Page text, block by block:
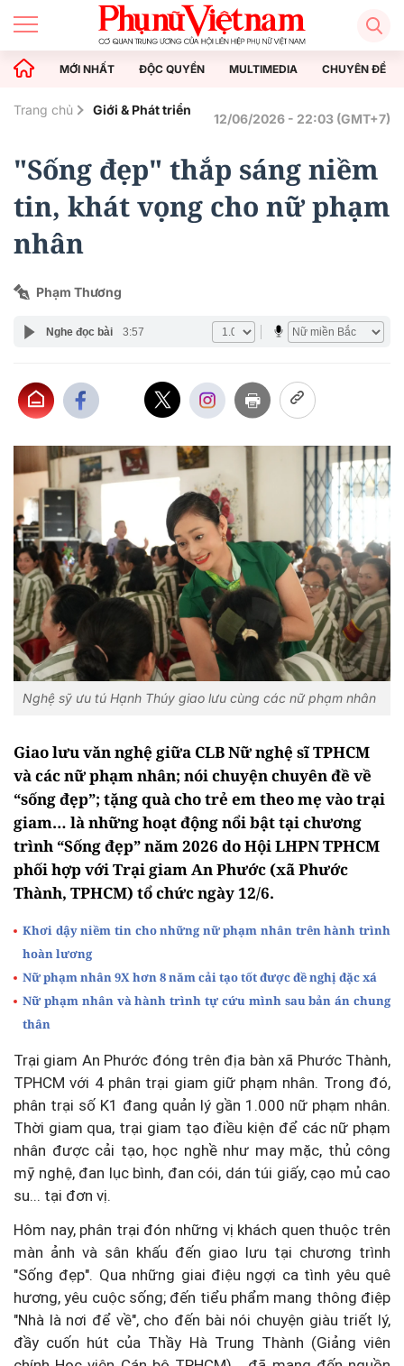
MỚI NHẤT ĐỘC QUYỀN MULTIMEDIA CHUYÊN ĐỀ
Trang chủ Giới & Phát triển
12/06/2026 - 22:03 (GMT+7)
"Sống đẹp" thắp sáng niềm
tin, khát vọng cho nữ phạm
nhân
Phạm Thương
Nghe đọc bài 3:57
Nghệ sỹ ưu tú Hạnh Thúy giao lưu cùng các nữ phạm nhân
Giao lưu văn nghệ giữa CLB Nữ nghệ sĩ TPHCM
và các nữ phạm nhân; nói chuyện chuyên đề về
“sống đẹp”; tặng quà cho trẻ em theo mẹ vào trại
giam… là những hoạt động nổi bật tại chương
trình “Sống đẹp” năm 2026 do Hội LHPN TPHCM
phối hợp với Trại giam An Phước (xã Phước
Thành, TPHCM) tổ chức ngày 12/6.
Khơi dậy niềm tin cho những nữ phạm nhân trên hành trình
hoàn lương
Nữ phạm nhân 9X hơn 8 năm cải tạo tốt được đề nghị đặc xá
Nữ phạm nhân và hành trình tự cứu mình sau bản án chung
thân
Trại giam An Phước đóng trên địa bàn xã Phước Thành,
TPHCM với 4 phân trại giam giữ phạm nhân. Trong đó,
phân trại số K1 đang quản lý gần 1.000 nữ phạm nhân.
Thời giam qua, trại giam tạo điều kiện để các nữ phạm
nhân được cải tạo, học nghề như may mặc, thủ công
mỹ nghệ, đan lục bình, đan cói, dán túi giấy, cạo mủ cao
su... tại đơn vị.
Hôm nay, phân trại đón những vị khách quen thuộc trên
màn ảnh và sân khấu đến giao lưu tại chương trình
"Sống đẹp". Qua những giai điệu ngợi ca tình yêu quê
hương, yêu cuộc sống; đến tiểu phẩm mang thông điệp
"Nhà là nơi để về", cho đến bài nói chuyện giàu triết lý,
đầy cuốn hút của Thầy Hà Trung Thành (Giảng viên